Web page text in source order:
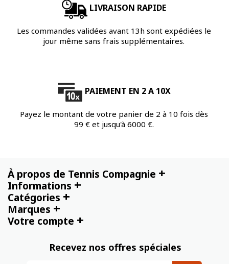
LIVRAISON RAPIDE
Les commandes validées avant 13h sont expédiées le
jour même sans frais supplémentaires.
PAIEMENT EN 2 A 10X
Payez le montant de votre panier de 2 à 10 fois dès
99 € et jusqu'à 6000 €.
À propos de Tennis Compagnie +
Informations +
Catégories +
Marques +
Votre compte +
Recevez nos offres spéciales